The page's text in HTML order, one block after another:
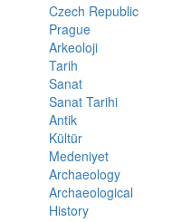
Czech Republic
Prague
Arkeoloji
Tarih
Sanat
Sanat Tarihi
Antik
Kültür
Medeniyet
Archaeology
Archaeological
History